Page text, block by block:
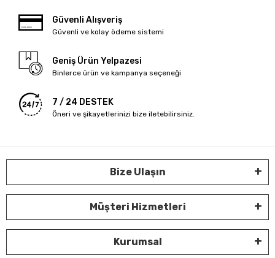
Güvenli Alışveriş
Güvenli ve kolay ödeme sistemi
Geniş Ürün Yelpazesi
Binlerce ürün ve kampanya seçeneği
7 / 24 DESTEK
Öneri ve şikayetlerinizi bize iletebilirsiniz.
Bize Ulaşın
Müşteri Hizmetleri
Kurumsal